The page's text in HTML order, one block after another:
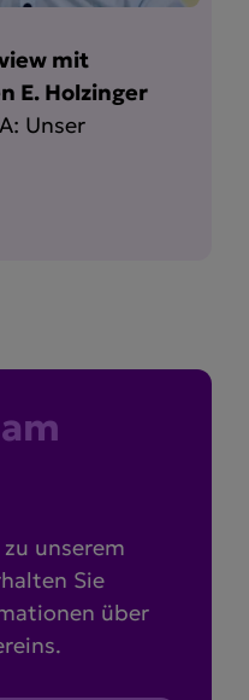
mit
E. Holzinger
Unser
unserem
Sie
über